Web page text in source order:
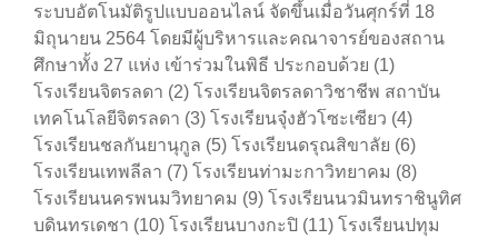
ระบบอัตโนมัติรูปแบบออนไลน์ จัดขึ้นเมื่อวันศุกร์ที่ 18
มิถุนายน 2564 โดยมีผู้บริหารและคณาจารย์ของสถาน
ศึกษาทั้ง 27 แห่ง เข้าร่วมในพิธี ประกอบด้วย (1)
โรงเรียนจิตรลดา (2) โรงเรียนจิตรลดาวิชาชีพ สถาบัน
เทคโนโลยีจิตรลดา (3) โรงเรียนจุ๋งฮัวโซะเซียว (4)
โรงเรียนชลกันยานุกูล (5) โรงเรียนดรุณสิขาลัย (6)
โรงเรียนเทพลีลา (7) โรงเรียนท่ามะกาวิทยาคม (8)
โรงเรียนนครพนมวิทยาคม (9) โรงเรียนนวมินทราชินูทิศ
บดินทรเดชา (10) โรงเรียนบางกะปิ (11) โรงเรียนปทุม